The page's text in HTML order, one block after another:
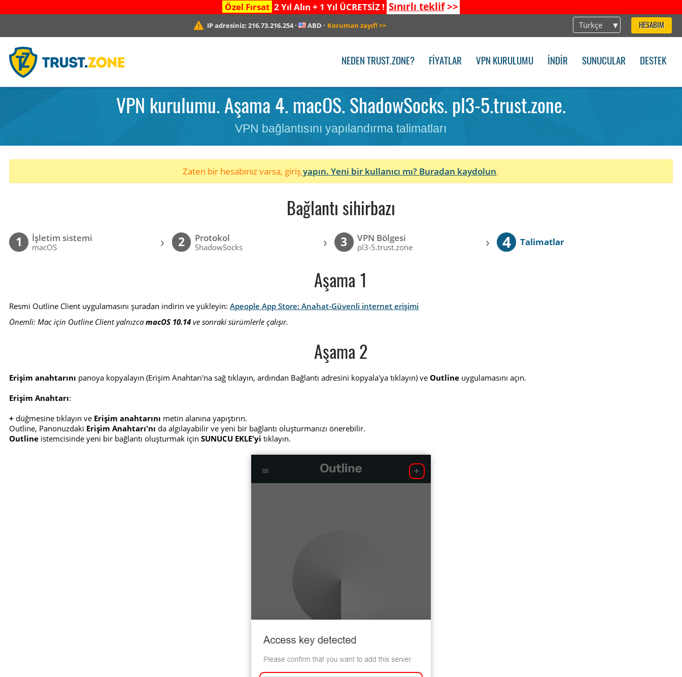
Özel Fırsat 2 Yıl Alın + 1 Yıl ÜCRETSİZ ! Sınırlı teklif>>
Türkçe HESABIM
IP adresiniz:216.73.216.254· ABD · Koruman zayıf! >>
NEDEN TRUST.ZONE? FIYATLAR VPN KURULUMU İNDIR SUNUCULAR DESTEK
VPN kurulumu. Aşama 4. macOS. ShadowSocks. pl3-5.trust.zone.
VPN bağlantısını yapılandırma talimatları
Zaten bir hesabınız varsa, girişyapın. Yeni bir kullanıcı mı? Buradan kaydolun.
Bağlantı sihirbazı
1 İşletim sistemi
macOS › 2 Protokol
ShadowSocks › 3 VPN Bölgesi
pl3-5.trust.zone › 4 Talimatlar
Aşama 1
Resmi Outline Client uygulamasını şuradan indirin ve yükleyin:Apeople App Store: Anahat-Güvenli internet erişimi
Önemli: Mac için Outline Client yalnızcamacOS 10.14 ve sonraki sürümlerle çalışır.
Aşama 2
Erişim anahtarını panoya kopyalayın (Erişim Anahtarı'na sağ tıklayın, ardından Bağlantı adresini kopyala'ya tıklayın) veOutline uygulamasını açın.
Erişim Anahtarı:
+ düğmesine tıklayın ve Erişim anahtarını metin alanına yapıştırın.
Outline, Panonuzdaki Erişim Anahtarı'nı da algılayabilir ve yeni bir bağlantı oluşturmanızı önerebilir.
Outline istemcisinde yeni bir bağlantı oluşturmak içinSUNUCU EKLE'yi tıklayın.